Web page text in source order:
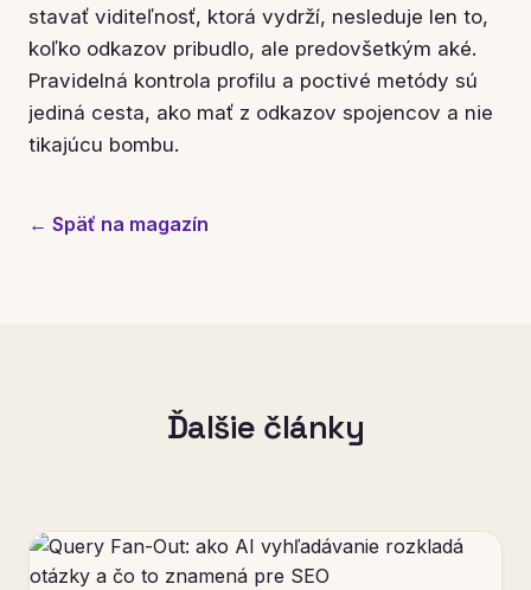
stavať viditeľnosť, ktorá vydrží, nesleduje len to,
koľko odkazov pribudlo, ale predovšetkým aké.
Pravidelná kontrola profilu a poctivé metódy sú
jediná cesta, ako mať z odkazov spojencov a nie
tikajúcu bombu.
← Späť na magazín
Ďalšie články